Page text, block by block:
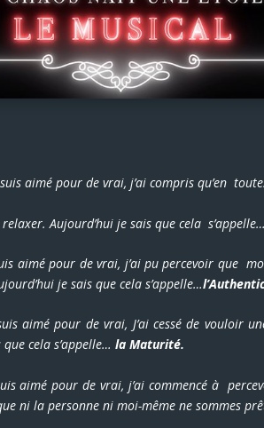
aimé pour de vrai, j’ai compris qu’en
Aujourd’hui je sais que cela s’appelle…
aimé pour de vrai, j’ai pu percevoir que
je sais que cela s’appelle…
aimé pour de vrai, J’ai cessé de vouloir
cela s’appelle… la Maturité.
aimé pour de vrai, j’ai commencé à
ni la personne ni moi-même ne sommes